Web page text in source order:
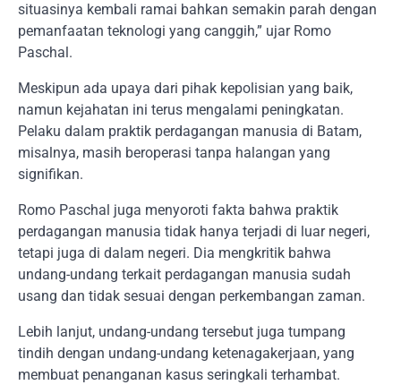
situasinya kembali ramai bahkan semakin parah dengan
pemanfaatan teknologi yang canggih,” ujar Romo
Paschal.
Meskipun ada upaya dari pihak kepolisian yang baik,
namun kejahatan ini terus mengalami peningkatan.
Pelaku dalam praktik perdagangan manusia di Batam,
misalnya, masih beroperasi tanpa halangan yang
signifikan.
Romo Paschal juga menyoroti fakta bahwa praktik
perdagangan manusia tidak hanya terjadi di luar negeri,
tetapi juga di dalam negeri. Dia mengkritik bahwa
undang-undang terkait perdagangan manusia sudah
usang dan tidak sesuai dengan perkembangan zaman.
Lebih lanjut, undang-undang tersebut juga tumpang
tindih dengan undang-undang ketenagakerjaan, yang
membuat penanganan kasus seringkali terhambat.